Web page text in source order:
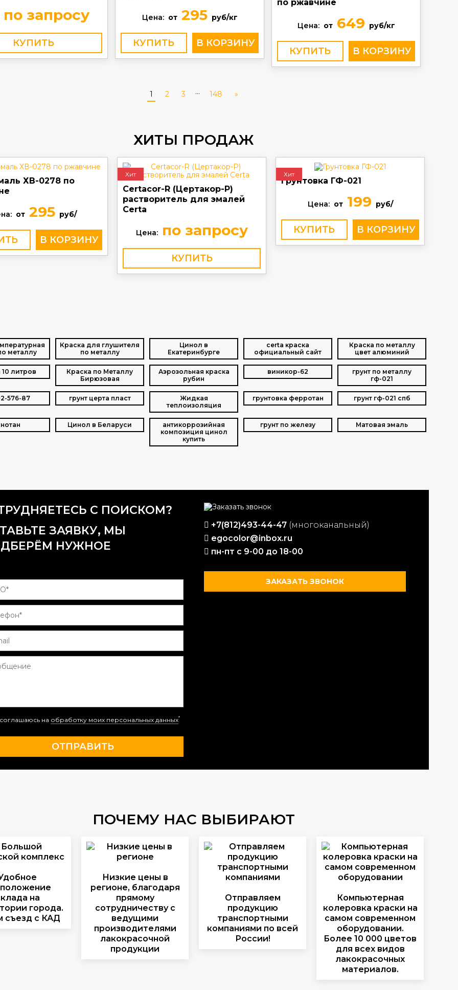
запросу
КУПИТЬ
Цена: от295 руб/кг
КУПИТЬ
по ржавчине
Цена: от649 руб/кг
КУПИТЬ
1 2 3 ... 148 »
ХИТЫ ПРОДАЖ
ХВ-0278 по
от 295 руб/
Хит
Certacor-R (Цертакор-Р)
растворитель для эмалей
Certa
Цена:по запросу
КУПИТЬ
Хит
Грунтовка ГФ-021
Цена: от199 руб/
КУПИТЬ
металлу
Краска для глушителя
по металлу
Цинол в
Екатеринбурге
certa краска
официальный сайт
Краска по металлу
цвет алюминий
10 литров
Краска по Металлу
Бирюзовая
Аэрозольная краска
рубин
виникор-62
грунт по металлу
гф-021
576-87 грунт церта пласт
Жидкая
теплоизоляция
грунтовка ферротан грунт гф-021 спб
Цинол в Беларуси
антикоррозийная
композиция цинол
купить
грунт по железу Матовая эмаль
С ПОИСКОМ?
ЗАЯВКУ, МЫ
НУЖНОЕ
на обработку моих персональных данных*
+7(812)493-44-47 (многоканальный)
egocolor@inbox.ru
пн-пт с 9-00 до 18-00
ЗАКАЗАТЬ ЗВОНОК
ПОЧЕМУ НАС ВЫБИРАЮТ
на
города.
съезд с КАД
Низкие цены в
регионе, благодаря
прямому
сотрудничеству с
ведущими
производителями
лакокрасочной
продукции
Отправляем
продукцию
транспортными
компаниями по всей
России!
Компьютерная
колеровка краски на
самом современном
оборудовании.
Более 10 000 цветов
для всех видов
лакокрасочных
материалов.